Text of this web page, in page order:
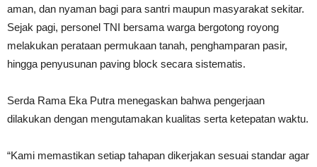
aman, dan nyaman bagi para santri maupun masyarakat sekitar.
Sejak pagi, personel TNI bersama warga bergotong royong
melakukan perataan permukaan tanah, penghamparan pasir,
hingga penyusunan paving block secara sistematis.
Serda Rama Eka Putra menegaskan bahwa pengerjaan
dilakukan dengan mengutamakan kualitas serta ketepatan waktu.
“Kami memastikan setiap tahapan dikerjakan sesuai standar agar